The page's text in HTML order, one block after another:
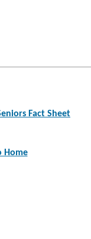
Fact Sheet
Home